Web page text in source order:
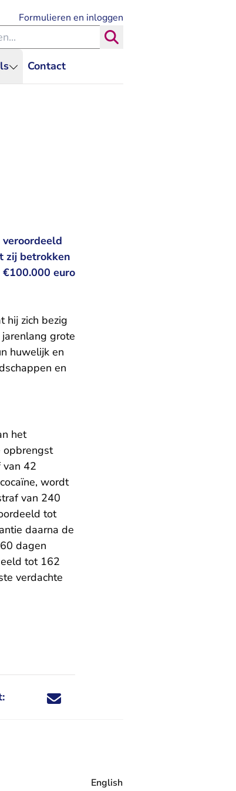
Contact
Formulieren en inloggen
de Rechtspraak
zij betrokken
euro
hij zich bezig
grote
huwelijk en
en
het
opbrengst
van 42
wordt
van 240
tot
daarna de
dagen
tot 162
verdachte
Deel dit nieuwsbericht via X - U verlaat
Deel dit nieuwsbericht via Facebook - U
Deel dit nieuwsbericht via e-mail
Deel dit nieuwsbericht via LinkedIn - U
English